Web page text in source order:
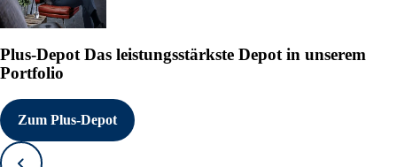
Plus-Depot Das leistungsstärkste Depot in unserem
Portfolio
Zum Plus-Depot